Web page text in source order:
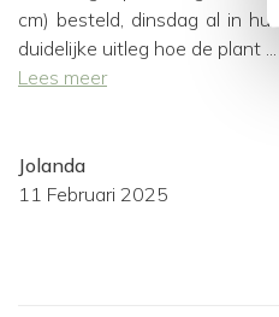
cm) besteld, dinsdag al in
duidelijke uitleg hoe de plant ...
Lees meer
Jolanda
11 Februari 2025